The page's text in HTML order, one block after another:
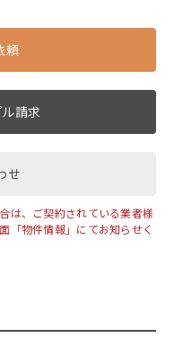
頼
請求
せ
は、ご契約されている業者様
「物件情報」にてお知らせく